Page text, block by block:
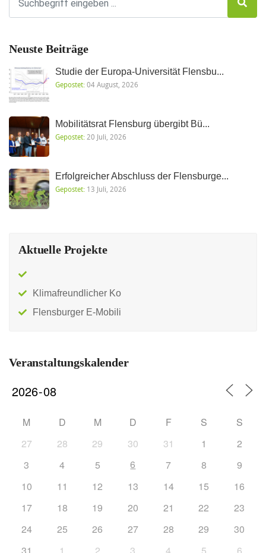
Neuste Beiträge
Studie der Europa-Universität Flensbu...
Gepostet:04 August, 2026
Mobilitätsrat Flensburg übergibt Bü...
Gepostet:20 Juli, 2026
Erfolgreicher Abschluss der Flensburge...
Gepostet: 13 Juli, 2026
Aktuelle Projekte
Klimafreundlicher Ko
Flensburger E-Mobili
Veranstaltungskalender
M D M D F S
S
27
28 29 30 31 1
2
3
4 5 6 7 8
9
10
11 12 13 14 15
16
17
18 19 20 21 22
23
24
25 26 27 28 29
30